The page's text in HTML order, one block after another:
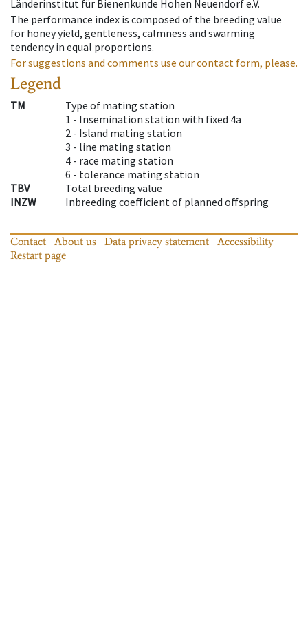
Länderinstitut für Bienenkunde Hohen Neuendorf e.V.
The performance index is composed of the breeding value
for honey yield, gentleness, calmness and swarming
tendency in equal proportions.
For suggestions and comments use our contact form, please.
Legend
TM
Type of mating station
1 - Insemination station with fixed 4a
2 - Island mating station
3 - line mating station
4 - race mating station
6 - tolerance mating station
TBV
Total breeding value
INZW
Inbreeding coefficient of planned offspring
Contact About us Data privacy statement
Accessibility
Restart page